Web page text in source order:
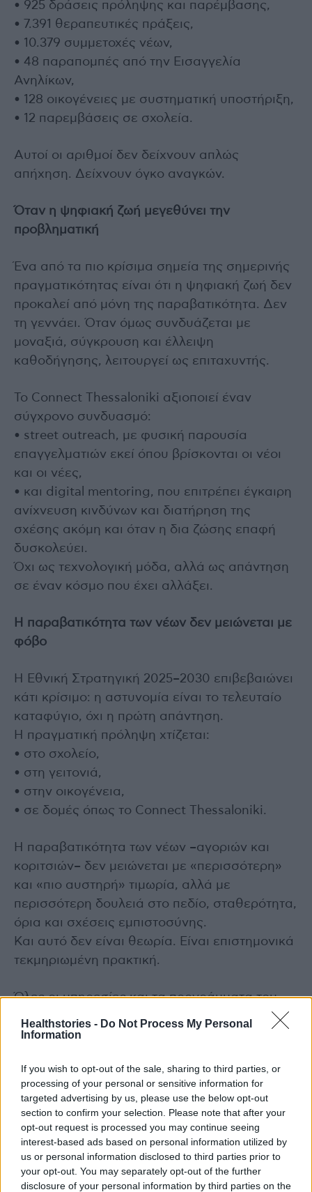
Healthstories - Do Not Process My Personal
Information
If you wish to opt-out of the sale, sharing to third parties, or
processing of your personal or sensitive information for
targeted advertising by us, please use the below opt-out
section to confirm your selection. Please note that after your
opt-out request is processed you may continue seeing
interest-based ads based on personal information utilized by
us or personal information disclosed to third parties prior to
your opt-out. You may separately opt-out of the further
disclosure of your personal information by third parties on the
• 925 δράσεις πρόληψης και παρέμβασης,
• 7.391 θεραπευτικές πράξεις,
• 10.379 συμμετοχές νέων,
• 48 παραπομπές από την Εισαγγελία
Ανηλίκων,
• 128 οικογένειες με συστηματική υποστήριξη,
• 12 παρεμβάσεις σε σχολεία.
Αυτοί οι αριθμοί δεν δείχνουν απλώς
απήχηση. Δείχνουν όγκο αναγκών.
Όταν η ψηφιακή ζωή μεγεθύνει την
προβληματική
Ένα από τα πιο κρίσιμα σημεία της σημερινής
πραγματικότητας είναι ότι η ψηφιακή ζωή δεν
προκαλεί από μόνη της παραβατικότητα. Δεν
τη γεννάει. Όταν όμως συνδυάζεται με
μοναξιά, σύγκρουση και έλλειψη
καθοδήγησης, λειτουργεί ως επιταχυντής.
Το Connect Thessaloniki αξιοποιεί έναν
σύγχρονο συνδυασμό:
• street outreach, με φυσική παρουσία
επαγγελματιών εκεί όπου βρίσκονται οι νέοι
και οι νέες,
• και digital mentoring, που επιτρέπει έγκαιρη
ανίχνευση κινδύνων και διατήρηση της
σχέσης ακόμη και όταν η δια ζώσης επαφή
δυσκολεύει.
Όχι ως τεχνολογική μόδα, αλλά ως απάντηση
σε έναν κόσμο που έχει αλλάξει.
Η παραβατικότητα των νέων δεν μειώνεται με
φόβο
Η Εθνική Στρατηγική 2025–2030 επιβεβαιώνει
κάτι κρίσιμο: η αστυνομία είναι το τελευταίο
καταφύγιο, όχι η πρώτη απάντηση.
Η πραγματική πρόληψη χτίζεται:
• στο σχολείο,
• στη γειτονιά,
• στην οικογένεια,
• σε δομές όπως το Connect Thessaloniki.
Η παραβατικότητα των νέων –αγοριών και
κοριτσιών– δεν μειώνεται με «περισσότερη»
και «πιο αυστηρή» τιμωρία, αλλά με
περισσότερη δουλειά στο πεδίο, σταθερότητα,
όρια και σχέσεις εμπιστοσύνης.
Και αυτό δεν είναι θεωρία. Είναι επιστημονικά
τεκμηριωμένη πρακτική.
Όλες οι υπηρεσίες και τα προγράμματα του
Κέντρου Ημέρας «Connect Thessaloniki»
παρέχονται δωρεάν. Διεύθυνση: Μοναστηρίου
Τηλέφωνο: 231 3115034
Email:
connect.thessaloniki@iasismed.eu
FB:CONNECT THESSALONIKI